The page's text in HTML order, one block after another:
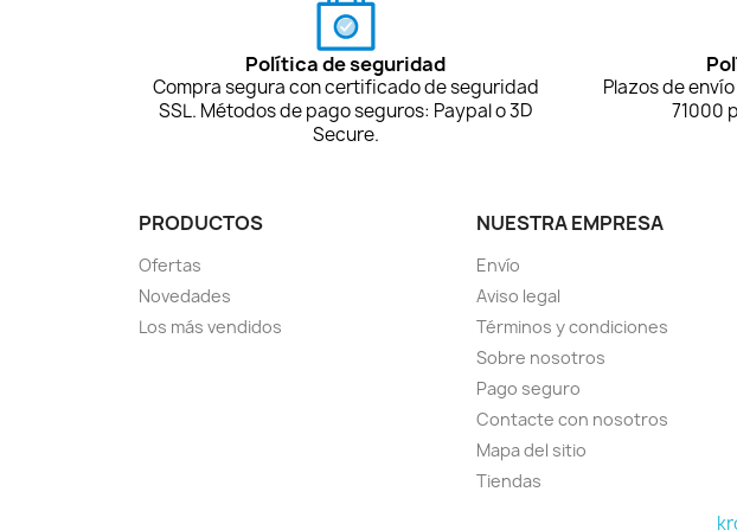
Política de seguridad
Compra segura con certificado de seguridad
SSL. Métodos de pago seguros: Paypal o 3D
Secure.
Plazos de
71000
PRODUCTOS
Ofertas
Novedades
Los más vendidos
NUESTRA EMPRESA
Envío
Aviso legal
Términos y condiciones
Sobre nosotros
Pago seguro
Contacte con nosotros
Mapa del sitio
Tiendas